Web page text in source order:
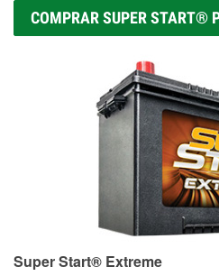
COMPRAR SUPER START®
Super Start® Extreme